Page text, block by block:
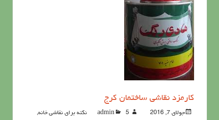
کارمزد نقاشی ساختمان کرج
جولای 7, 2016 admin 5نکته برای نقاشی خانه
,